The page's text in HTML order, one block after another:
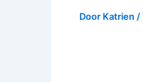
Door Katrien /